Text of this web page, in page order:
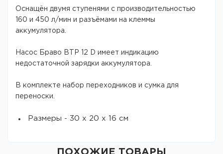
Оснащён двумя ступенями с производительностью
160 и 450 л/мин и разъёмами на клеммы
аккумулятора.
Насос Браво BТP 12 D имеет индикацию
недостаточной зарядки аккумулятора.
В комплекте набор переходников и сумка для
переноски.
Размеры - 30 х 20 х 16 см
ПОХОЖИЕ ТОВАРЫ